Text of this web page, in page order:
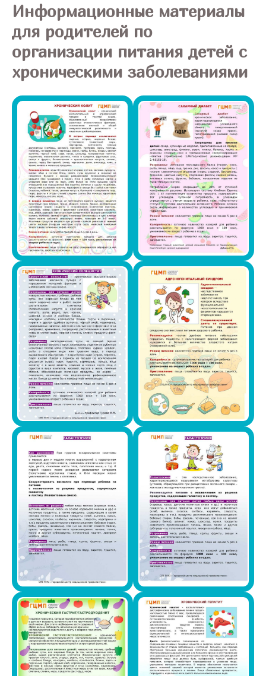
Информационные материалы
для родителей по
организации питания детей с
хроническими заболеваниями